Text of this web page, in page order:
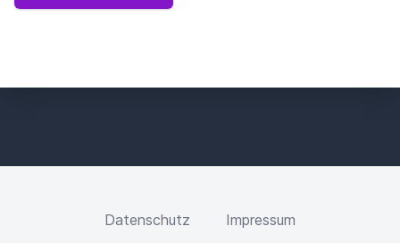
Datenschutz Impressum